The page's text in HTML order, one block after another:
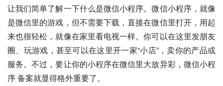
让我们简单了解一下什么是微信小程序。微信小程序，就像
是微信里的游戏，但不需要下载，直接在微信里打开，用起
来也很轻松，就像在家里看电视一样。你可以在这里发朋友
圈、玩游戏，甚至可以在这里开一家“小店”，卖你的产品或
服务。不过，要让你的小程序在微信里大放异彩，微信小程
序 备案就显得格外重要了。